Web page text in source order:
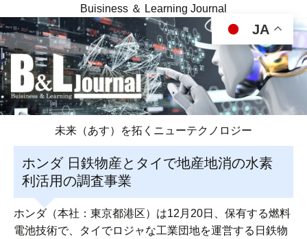
Buisiness ＆ Learning Journal
未来（あす）を拓くニューテクノロジー
ホンダ 日鉄物産とタイで地産地消の水素
利活用の調査事業
ホンダ（本社：東京都港区）は12月20日、保有する燃料
電池技術で、タイでロジャな工業団地を運営する日鉄物
JA